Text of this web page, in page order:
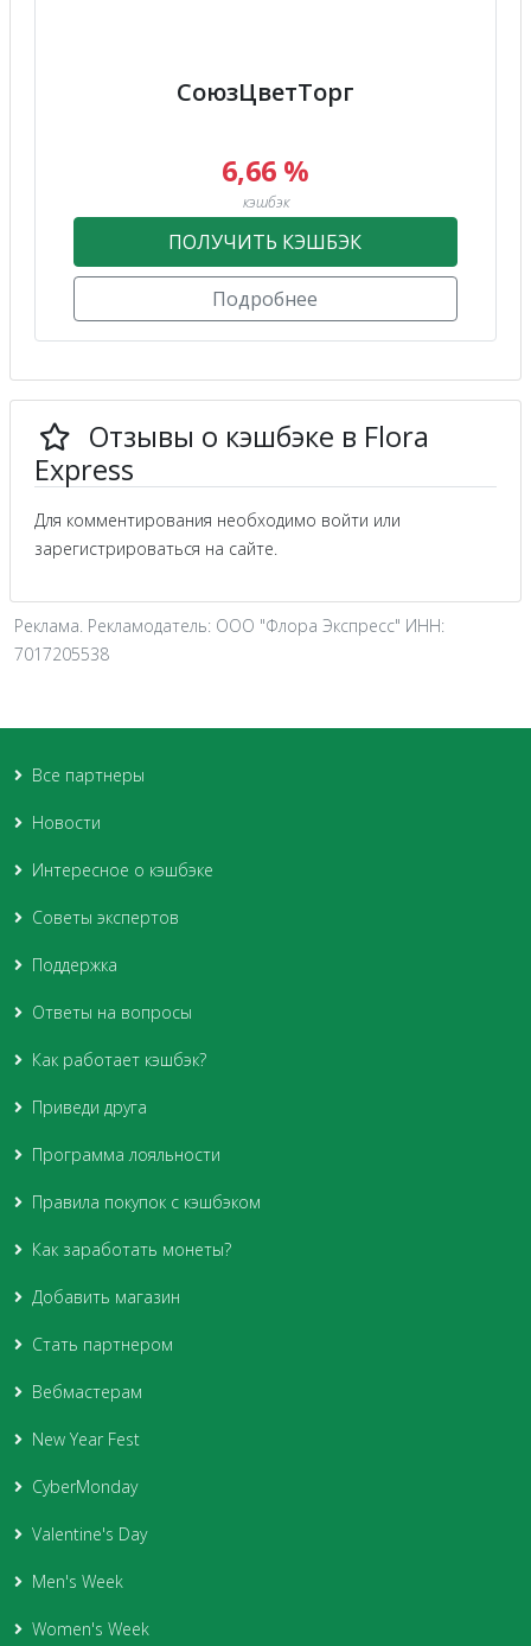
СоюзЦветТорг
6,66 %
кэшбэк
ПОЛУЧИТЬ КЭШБЭК
Подробнее
Отзывы о кэшбэке в Flora
Express
Для комментирования необходимо войти или
зарегистрироваться на сайте.
Реклама. Рекламодатель: ООО "Флора Экспресс" ИНН:
7017205538
Все партнеры
Новости
Интересное о кэшбэке
Советы экспертов
Поддержка
Ответы на вопросы
Как работает кэшбэк?
Приведи друга
Программа лояльности
Правила покупок с кэшбэком
Как заработать монеты?
Добавить магазин
Стать партнером
Вебмастерам
New Year Fest
CyberMonday
Valentine's Day
Men's Week
Women's Week